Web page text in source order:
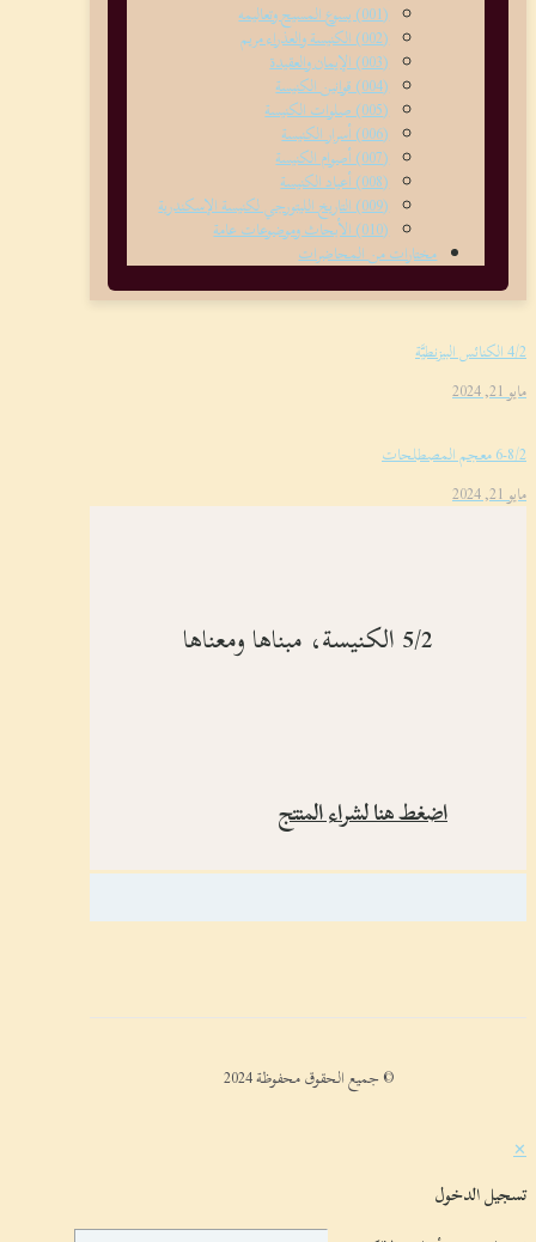
(001) يسوع المسيح وتعاليمه
(002) الكنيسة والعذراء مريم
(003) الإيمان والعقيدة
(004) قوانين الكنيسة
(005) صلوات الكنيسة
(006) أسرار الكنيسة
(007) أصوام الكنيسة
(008) أعياد الكنيسة
(009) التاريخ الليتورجي لكنيسة الإسكندرية
(010) الأبحاث وموضوعات عامة
مختارات من المحاضرات
4/2 الكنائس البيزنطيَّة
مايو 21, 2024
6-8/2 معجم المصطلحات
مايو 21, 2024
5/2 الكنيسة، مبناها ومعناها
اضغط هنا لشراء المنتج
© جميع الحقوق محفوظة 2024
✕
تسجيل الدخول